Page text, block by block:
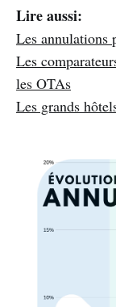
Lire aussi:
Les annulations
Les
les OTAs
Les grands